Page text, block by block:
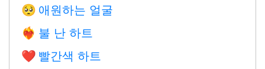
🥺 애원하는 얼굴
❤️‍🔥 불 난 하트
❤️ 빨간색 하트